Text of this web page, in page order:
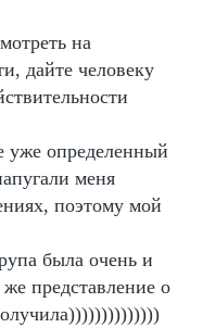
на
дайте человеку
определенный
меня
поэтому мой
была очень и
представление о